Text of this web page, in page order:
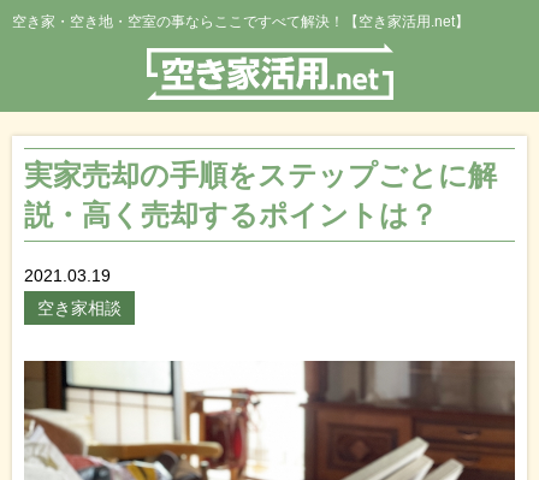
空き家・空き地・空室の事ならここですべて解決！【空き家活用.net】
実家売却の手順をステップごとに解
説・高く売却するポイントは？
2021.03.19
空き家相談